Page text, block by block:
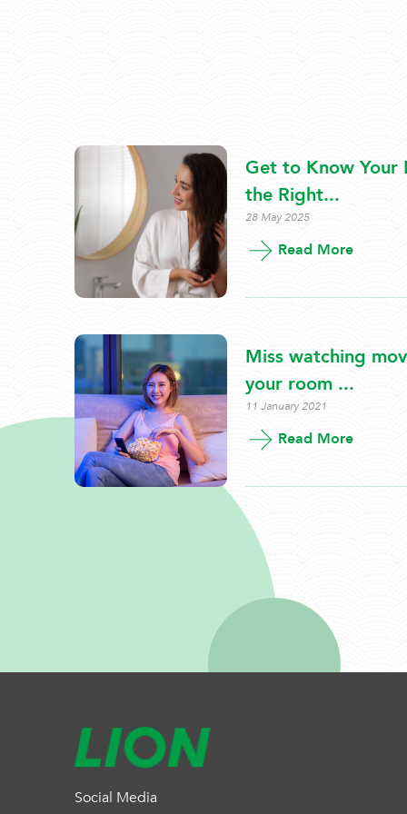
Get to Know Your
the Right...
28 May 2025
Read More
Miss watching
your room ...
11 January 2021
Read More
Social Media